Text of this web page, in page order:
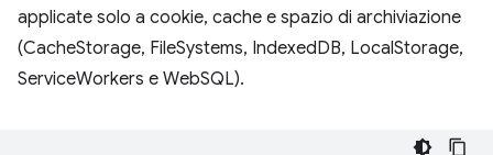
applicate solo a cookie, cache e spazio di archiviazione
(CacheStorage, FileSystems, IndexedDB, LocalStorage,
ServiceWorkers e WebSQL).